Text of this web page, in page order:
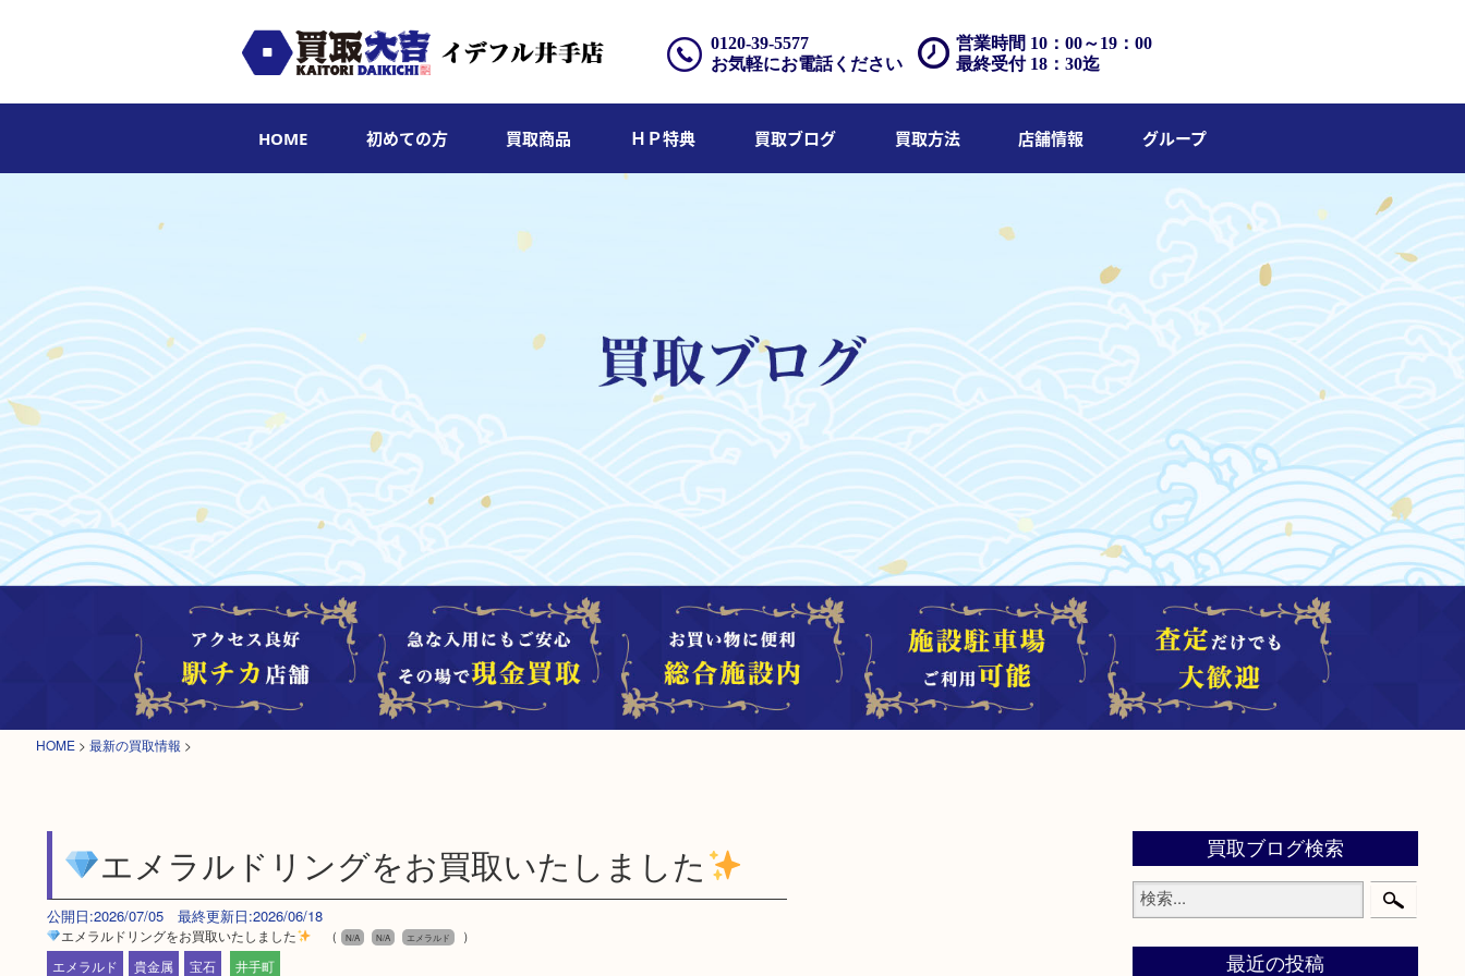
営業時間 10：00～19：00
最終受付 18：30迄
0120-39-5577
お気軽にお電話ください
HOME 初めての方 買取商品 ＨＰ特典 買取ブログ 買取方法 店舗情報 グループ
HOME > 最新の買取情報 >
エメラルドリングをお買取いたしました
公開日:2026/07/05 最終更新日:2026/06/18
エメラルドリングをお買取いたしました （ N/A N/A エメラルド
）
エメラルド
貴金属 宝石 井手町
買取ブログ検索
最近の投稿